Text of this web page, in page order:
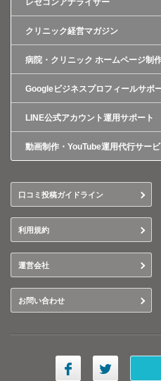
レセコンアナライザー
クリニック経営マガジン
病院・クリニック ホームページ制
Googleビジネスプロフィールサポ
LINE公式アカウント運用サポート
動画制作・YouTube運用代行サー
口コミ投稿ガイドライン
利用規約
運営会社
お問い合わせ